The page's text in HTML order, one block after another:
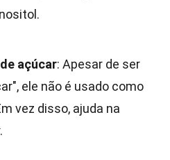
açúcar: Apesar de ser
ele não é usado como
vez disso, ajuda na